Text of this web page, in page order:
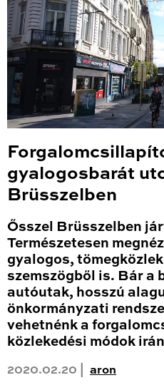
gyalogosbarát
Brüsszelben
Ősszel Brüsszelben
Természetesen
gyalogos,
szemszögből is. Bár a
autóutak, hosszú
önkormányzati
vehetnénk a
közlekedési módok
2020.02.20 | aron